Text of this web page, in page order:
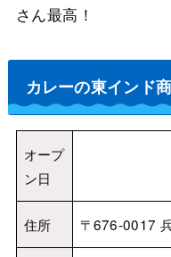
さん最高！
カレーの東インド
オープ
ン日
住所 〒676-0017